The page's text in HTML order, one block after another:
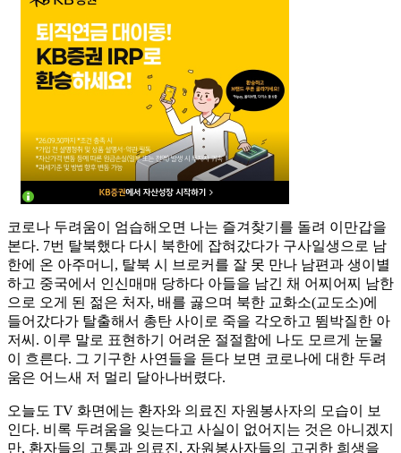
코로나 두려움이 엄습해오면 나는 즐겨찾기를 돌려 이만갑을
본다. 7번 탈북했다 다시 북한에 잡혀갔다가 구사일생으로 남
한에 온 아주머니, 탈북 시 브로커를 잘 못 만나 남편과 생이별
하고 중국에서 인신매매 당하다 아들을 남긴 채 어찌어찌 남한
으로 오게 된 젊은 처자, 배를 곯으며 북한 교화소(교도소)에
들어갔다가 탈출해서 총탄 사이로 죽을 각오하고 뜀박질한 아
저씨. 이루 말로 표현하기 어려운 절절함에 나도 모르게 눈물
이 흐른다. 그 기구한 사연들을 듣다 보면 코로나에 대한 두려
움은 어느새 저 멀리 달아나버렸다.
오늘도 TV 화면에는 환자와 의료진 자원봉사자의 모습이 보
인다. 비록 두려움을 잊는다고 사실이 없어지는 것은 아니겠지
만, 환자들의 고통과 의료진, 자원봉사자들의 고귀한 희생을